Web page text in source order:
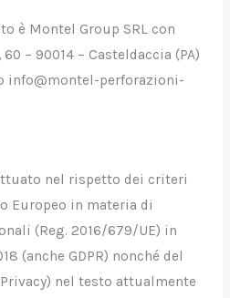
è Montel Group SRL con
– 90014 – Casteldaccia (PA)
info@montel-perforazioni-
nel rispetto dei criteri
Europeo in materia di
(Reg. 2016/679/UE) in
(anche GDPR) nonché del
nel testo attualmente